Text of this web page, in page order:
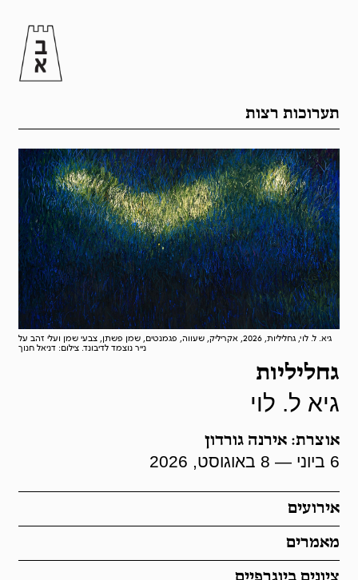
תערוכות רצות
גיא. ל. לוי, גחליליות, 2026, אקריליק, שעווה, פגמנטים, שמן פשתן, צבעי שמן ועלי זהב על
נייר נוצמד לדיבונד. צילום: דניאל חנוך
גחליליות
גיא ל. לוי
אוצרת: אירנה גורדון
6 ביוני — 8 באוגוסט, 2026
אירועים
מאמרים